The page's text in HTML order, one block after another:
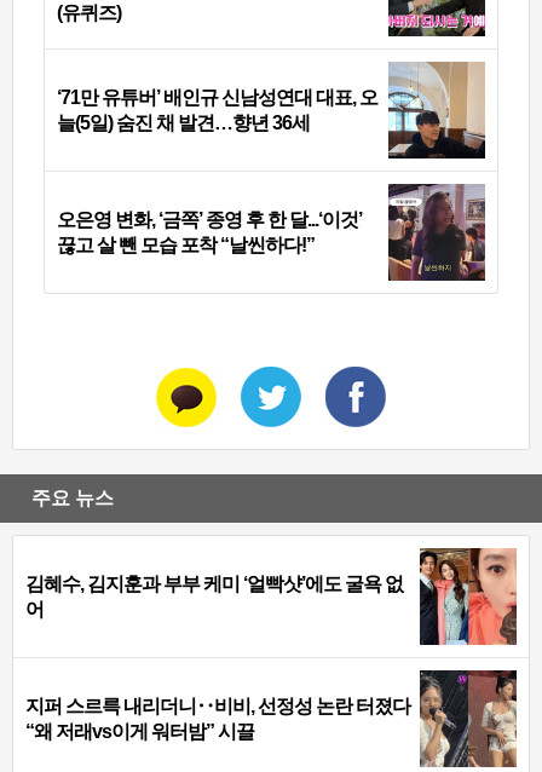
(유퀴즈)
‘71만 유튜버’ 배인규 신남성연대 대표, 오
늘(5일) 숨진 채 발견…향년 36세
오은영 변화, ‘금쪽’ 종영 후 한 달...‘이것’
끊고 살 뺀 모습 포착 “날씬하다!”
주요 뉴스
김혜수, 김지훈과 부부 케미 ‘얼빡샷’에도 굴욕 없
어
지퍼 스르륵 내리더니‥비비, 선정성 논란 터졌다
“왜 저래vs이게 워터밤” 시끌